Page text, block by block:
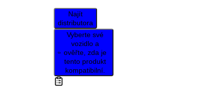
Najít
distributora
Vyberte své
vozidlo a
ověřte, zda je
tento produkt
kompatibilní.